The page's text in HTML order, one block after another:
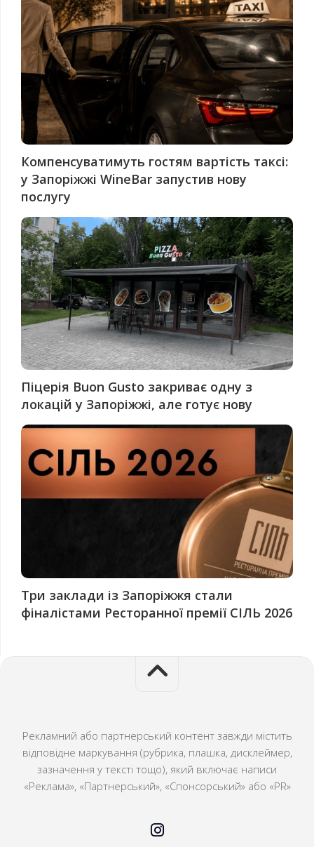
Компенсуватимуть гостям вартість таксі:
у Запоріжжі WineBar запустив нову
послугу
Піцерія Buon Gusto закриває одну з
локацій у Запоріжжі, але готує нову
Три заклади із Запоріжжя стали
фіналістами Ресторанної премії СІЛЬ 2026
Рекламний або партнерський контент завжди містить
відповідне маркування (рубрика, плашка, дисклеймер,
зазначення у тексті тощо), який включає написи
«Реклама», «Партнерський», «Спонсорський» або «PR»